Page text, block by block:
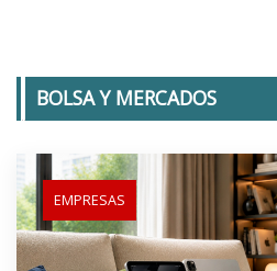
BOLSA Y MERCADOS
EMPRESAS